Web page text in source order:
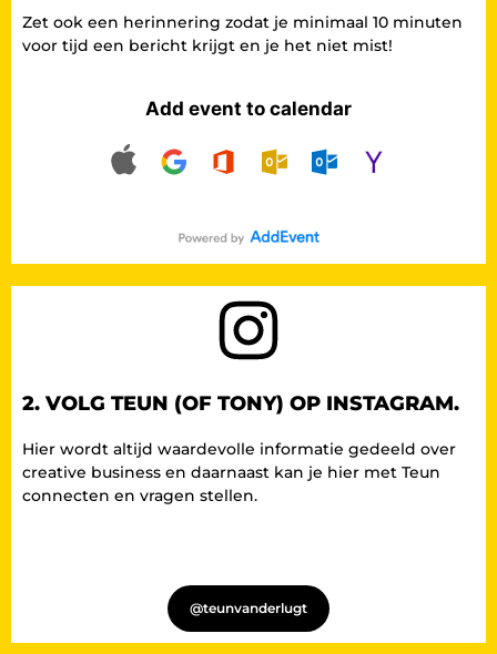
Zet ook een herinnering zodat je minimaal 10 minuten
voor tijd een bericht krijgt en je het niet mist!
Add event to calendar
2. VOLG TEUN (OF TONY) OP INSTAGRAM.
Hier wordt altijd waardevolle informatie gedeeld over
creative business en daarnaast kan je hier met Teun
connecten en vragen stellen.
@teunvanderlugt